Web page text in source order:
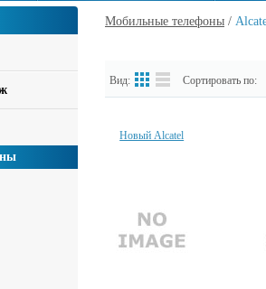
Мобильные телефоны /
Вид: Сортировать по:
Новый Alcatel